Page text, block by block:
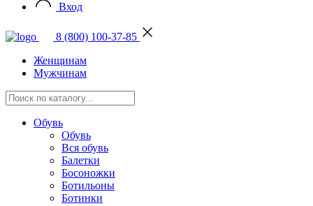
Вход
8 (800) 100-37-85
Женщинам
Мужчинам
Обувь
Обувь
Вся обувь
Балетки
Босоножки
Ботильоны
Ботинки